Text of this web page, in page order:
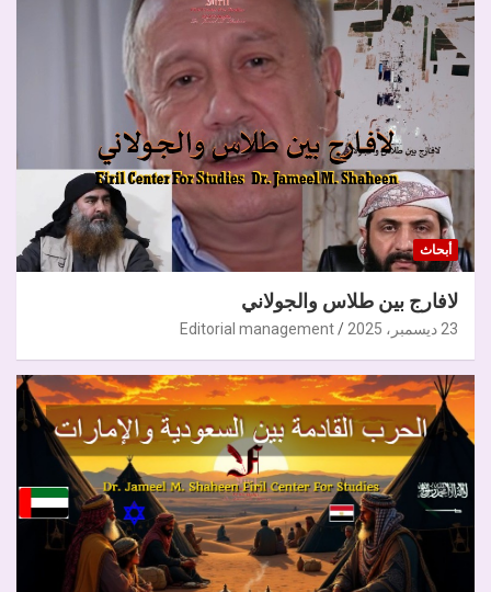
أبحاث
لافارج بين طلاس والجولاني
23 ديسمبر، 2025 Editorial management